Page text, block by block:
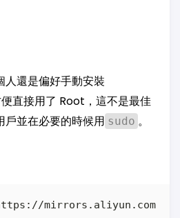
人還是偏好手動安裝
直接用了 Root，這不是最佳
戶並在必要的時候用 sudo 。
mirrors.aliyun.com/